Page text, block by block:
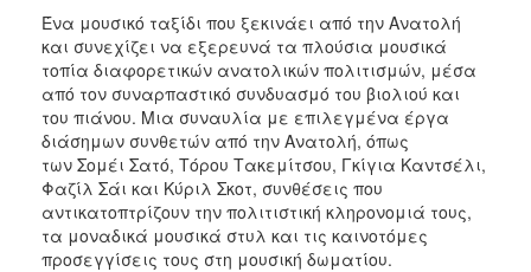
ΠΟΛΙΤΙΣΜΟΣ
ΑΝΘΕΚΤΙΚΗ
ΠΟΛΗ
Ένα μουσικό ταξίδι που ξεκινάει από την Ανατολή
και συνεχίζει να εξερευνά τα πλούσια μουσικά
τοπία διαφορετικών ανατολικών πολιτισμών, μέσα
από τον συναρπαστικό συνδυασμό του βιολιού και
του πιάνου. Mια συναυλία με επιλεγμένα έργα
διάσημων συνθετών από την Ανατολή, όπως
των Σομέι Σατό, Τόρου Τακεμίτσου, Γκίγια Καντσέλι,
Φαζίλ Σάι και Κύριλ Σκοτ, συνθέσεις που
αντικατοπτρίζουν την πολιτιστική κληρονομιά τους,
τα μοναδικά μουσικά στυλ και τις καινοτόμες
προσεγγίσεις τους στη μουσική δωματίου.